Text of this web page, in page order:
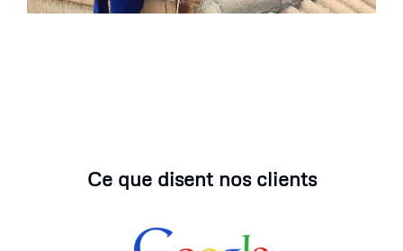
Ce que disent nos clients